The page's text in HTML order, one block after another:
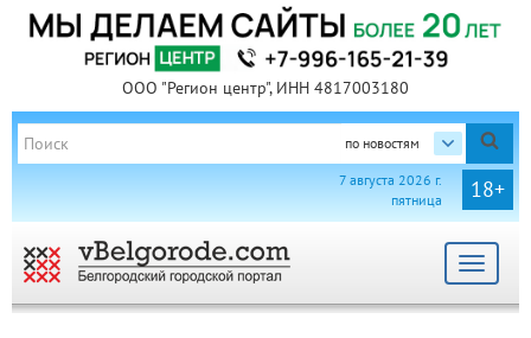
ООО "Регион центр", ИНН 4817003180
по новостям
18+
7 августа 2026 г.
пятница
Toggle